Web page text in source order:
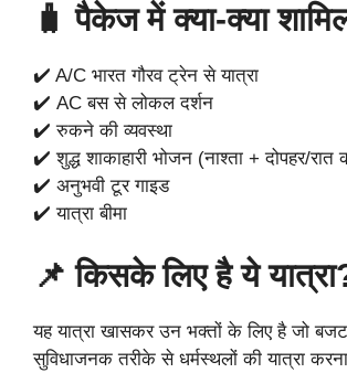
🧳 पैकेज में क्या-क्या
✔️ A/C भारत गौरव ट्रेन से यात्रा
✔️ AC बस से लोकल दर्शन
✔️ रुकने की व्यवस्था
✔️ शुद्ध शाकाहारी भोजन (नाश्ता + दोपहर/रात
✔️ अनुभवी टूर गाइड
✔️ यात्रा बीमा
📌 किसके लिए है ये
यह यात्रा खासकर उन भक्तों के लिए है जो
सुविधाजनक तरीके से धर्मस्थलों की यात्रा